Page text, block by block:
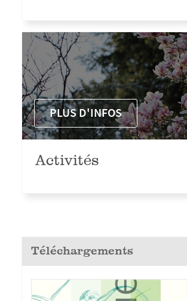
PLUS D'INFOS
Activités
Téléchargements